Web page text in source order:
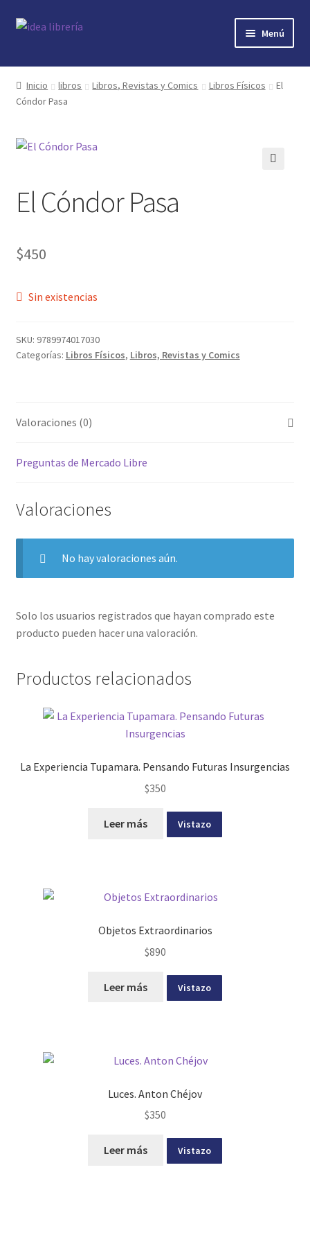
Ir
Ir
Menú
Inicio
contacto
libros
nosotros
novedades
Inicio libros Libros, Revistas y Comics Libros Físicos
El
Cóndor Pasa
El Cóndor Pasa
$450
Sin existencias
SKU: 9789974017030
Categorías: Libros Físicos, Libros, Revistas y Comics
Valoraciones (0)
Preguntas de Mercado Libre
Valoraciones
No hay valoraciones aún.
Solo los usuarios registrados que hayan comprado este
producto pueden hacer una valoración.
Productos relacionados
La Experiencia Tupamara. Pensando Futuras Insurgencias
$350
Leer más Vistazo
Objetos Extraordinarios
$890
Leer más Vistazo
Luces. Anton Chéjov
$350
Leer más Vistazo